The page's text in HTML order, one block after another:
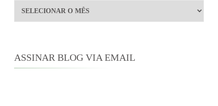
Arquivos
ASSINAR BLOG VIA EMAIL